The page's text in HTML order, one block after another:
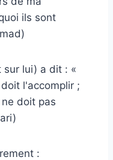
ils sont
sur lui) a dit : «
l'accomplir ;
doit pas
: